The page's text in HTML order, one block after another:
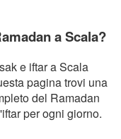
a Scala?
e iftar a Scala
pagina trovi una
del Ramadan
per ogni giorno.